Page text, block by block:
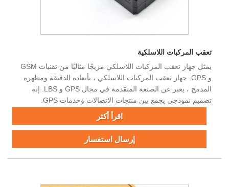
تعقب المركبات اللاسلكية
يمثل جهاز تعقب المركبات اللاسلكي مزيجًا مثاليًا من تقنيات GSM
و GPS. جهاز تعقب المركبات اللاسلكي ، بأبعاده الدقيقة ومظهره
المدمج ، يعبر عن الصنعة المتقدمة في مجال GPS و LBS. إنه
تصميم نموذجي يجمع بين منتجات الاتصالات وخدمات GPS.
اقرأ أكثر
إرسال استفسار